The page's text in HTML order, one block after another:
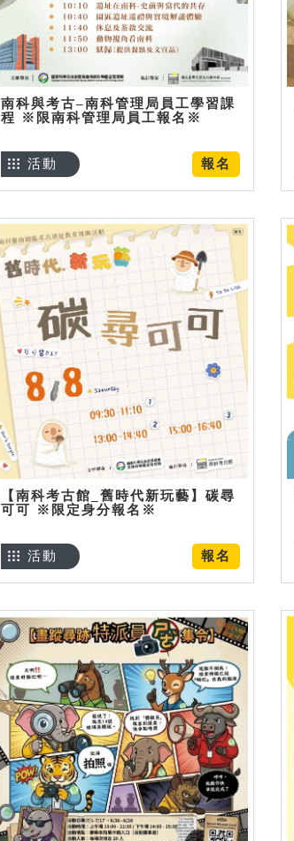
南科與考古–南科管理局員工學習課
程 ※限南科管理局員工報名※
報名
活動
【南科考古館_舊時代新玩藝】碳尋
可可 ※限定身分報名※
報名
活動